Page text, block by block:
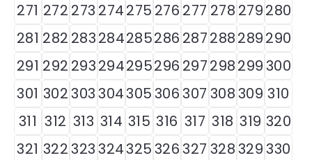
271 272 273 274275 276 277 278 279280
281 282 283284285286 287288289290
291 292 293294295296 297298299300
301 302303304305306307 308309 310
311 312 313 314 315 316 317 318 319 320
321 322323324325326327 328329330